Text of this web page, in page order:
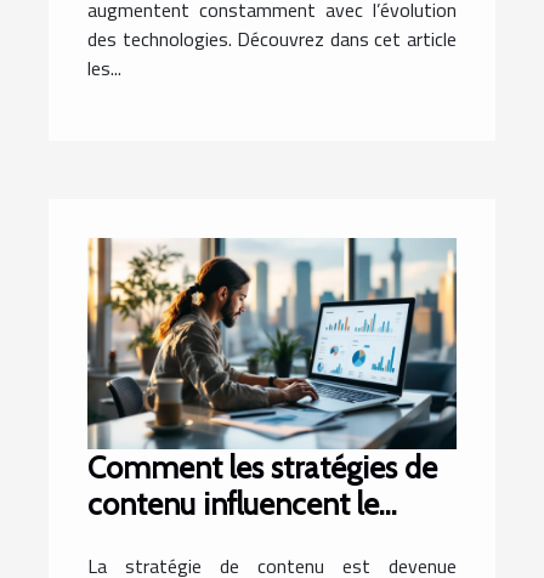
augmentent constamment avec l’évolution
des technologies. Découvrez dans cet article
les...
Comment les stratégies de
contenu influencent le
La stratégie de contenu est devenue